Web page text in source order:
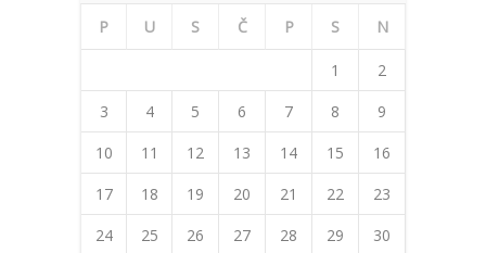
P U S Č P S N
1
2
3
4 5 6 7 8
9
10
11 12 13 14 15
16
17
18 19 20 21 22
23
24
25 26 27 28 29
30